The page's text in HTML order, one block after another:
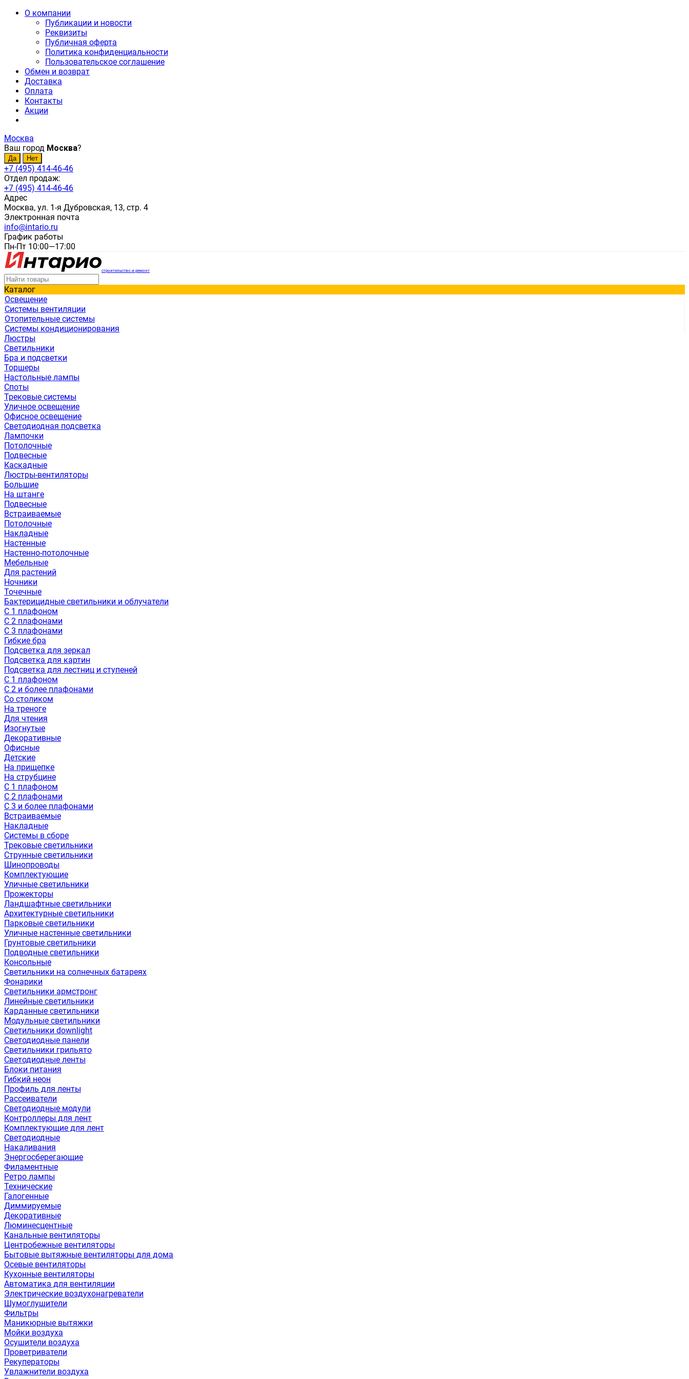
О компании
Публикации и новости
Реквизиты
Публичная оферта
Политика конфиденциальности
Пользовательское соглашение
Обмен и возврат
Доставка
Оплата
Контакты
Акции
Москва
Ваш город Москва?
+7 (495) 414-46-46
Отдел продаж:
+7 (495) 414-46-46
Адрес
Москва, ул. 1-я Дубровская, 13, стр. 4
Электронная почта
info@intario.ru
График работы
Пн-Пт 10:00—17:00
строительство и ремонт
Каталог
Освещение
Системы вентиляции
Отопительные системы
Системы кондиционирования
Люстры
Светильники
Бра и подсветки
Торшеры
Настольные лампы
Споты
Трековые системы
Уличное освещение
Офисное освещение
Светодиодная подсветка
Лампочки
Потолочные
Подвесные
Каскадные
Люстры-вентиляторы
Большие
На штанге
Подвесные
Встраиваемые
Потолочные
Накладные
Настенные
Настенно-потолочные
Мебельные
Для растений
Ночники
Точечные
Бактерицидные светильники и облучатели
С 1 плафоном
С 2 плафонами
С 3 плафонами
Гибкие бра
Подсветка для зеркал
Подсветка для картин
Подсветка для лестниц и ступеней
С 1 плафоном
С 2 и более плафонами
Со столиком
На треноге
Для чтения
Изогнутые
Декоративные
Офисные
Детские
На прищепке
На струбцине
С 1 плафоном
С 2 плафонами
С 3 и более плафонами
Встраиваемые
Накладные
Системы в сборе
Трековые светильники
Струнные светильники
Шинопроводы
Комплектующие
Уличные светильники
Прожекторы
Ландшафтные светильники
Архитектурные светильники
Парковые светильники
Уличные настенные светильники
Грунтовые светильники
Подводные светильники
Консольные
Светильники на солнечных батареях
Фонарики
Светильники армстронг
Линейные светильники
Карданные светильники
Модульные светильники
Светильники downlight
Светодиодные панели
Светильники грильято
Светодиодные ленты
Блоки питания
Гибкий неон
Профиль для ленты
Рассеиватели
Светодиодные модули
Контроллеры для лент
Комплектующие для лент
Светодиодные
Накаливания
Энергосберегающие
Филаментные
Ретро лампы
Технические
Галогенные
Диммируемые
Декоративные
Люминесцентные
Канальные вентиляторы
Центробежные вентиляторы
Бытовые вытяжные вентиляторы для дома
Осевые вентиляторы
Кухонные вентиляторы
Автоматика для вентиляции
Электрические воздухонагреватели
Шумоглушители
Фильтры
Маникюрные вытяжки
Мойки воздуха
Осушители воздуха
Проветриватели
Рекуператоры
Увлажнители воздуха